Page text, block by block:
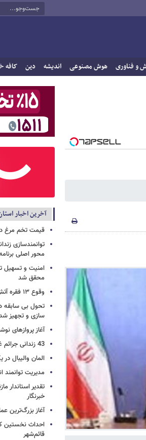
و فناوری هوش مصنوعی اندیشه دین کافه
آخرین اخبار
قیمت تخم مرغ در
توانمندسازی
محور اصلی
امنیت و تسهیل
محقق شد
وقوع ۱۳ فقره آتش‌سوزی در میانکاله
سازی و تجهیز
آغاز پروازهای
43 زندانی جرائم غیرعمد مازندران آزاد می شوند
المان والیبال
مدیریت
تقدیر استاندار
خبرنگار
آغاز بزرگ‌ترین
احداث نخستین
قائم‌شهر